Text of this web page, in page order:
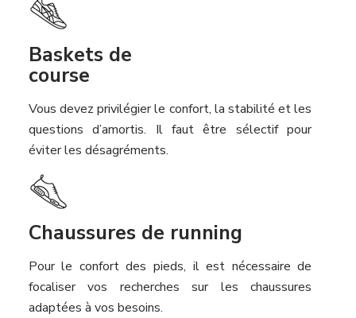
Baskets de
course
Vous devez privilégier le confort, la stabilité et les
questions d’amortis. Il faut être sélectif pour
éviter les désagréments.
Chaussures de running
Pour le confort des pieds, il est nécessaire de
focaliser vos recherches sur les chaussures
adaptées à vos besoins.